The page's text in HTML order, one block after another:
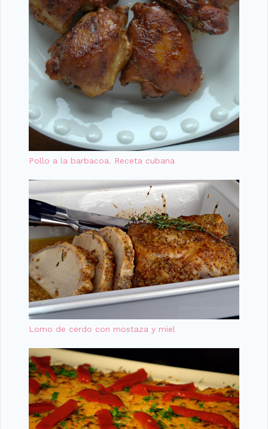
Pollo a la barbacoa. Receta cubana
Lomo de cerdo con mostaza y miel